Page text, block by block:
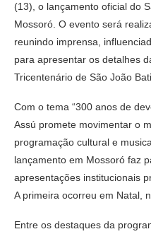
(13), o lançamento oficial do
Mossoró. O evento será
reunindo imprensa,
para apresentar os detalhes
Tricentenário de São João
Com o tema “300 anos de
Assú promete movimentar o
programação cultural e
lançamento em Mossoró faz
apresentações institucionais
A primeira ocorreu em Natal,
Entre os destaques da